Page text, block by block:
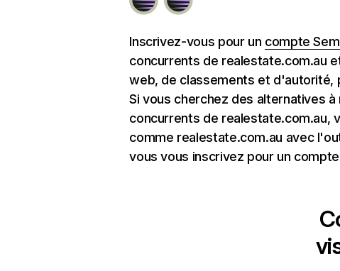
Inscrivez-vous pour un compte
concurrents de realestate.com.au
web, de classements et d'autorité,
Si vous cherchez des alternatives
concurrents de realestate.com.au,
comme realestate.com.au avec
vous vous inscrivez pour un